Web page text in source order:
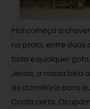
Mal começa a
na praia, entre duas
toda e qualquer
Jessa, a nossa bela
do dormitório para
Conta certa.